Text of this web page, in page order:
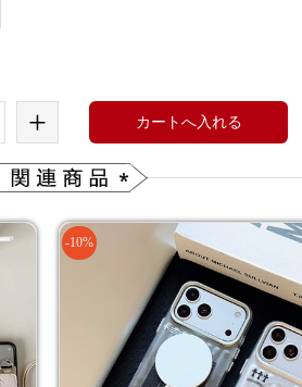
+ カートへ入れる
-10%